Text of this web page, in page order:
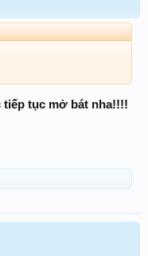
tiếp tục mở bát nha!!!!